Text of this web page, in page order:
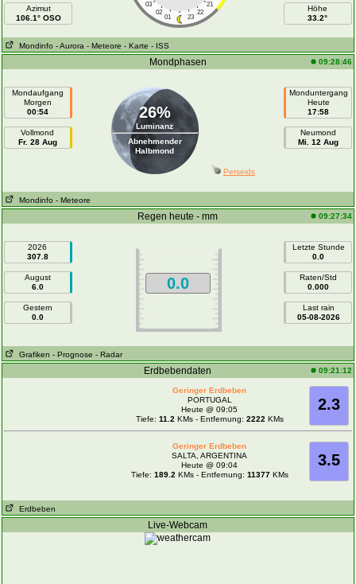
Azimut
106.1° OSO
03
21
02
22
01 23
Höhe
33.2°
Mondinfo - Aurora - Meteore - Karte - ISS
Mondphasen 09:28:46
Mondaufgang
Morgen
00:54
Vollmond
Fr. 28 Aug
26%
Luminanz
Abnehmender
Halbmond
Monduntergang
Heute
17:58
Neumond
Mi. 12 Aug
Perseids
Mondinfo - Meteore
Regen heute - mm 09:27:34
2026
307.8
August
6.0
Gestern
0.0
0.0
Letzte Stunde
0.0
Raten/Std
0.000
Last rain
05-08-2026
Grafiken - Prognose - Radar
Erdbebendaten 09:21:12
2.3
Geringer Erdbeben
PORTUGAL
Heute @ 09:05
Tiefe: 11.2 KMs - Entfernung: 2222 KMs
3.5
Geringer Erdbeben
SALTA, ARGENTINA
Heute @ 09:04
Tiefe: 189.2 KMs - Entfernung: 11377KMs
Erdbeben
Live-Webcam